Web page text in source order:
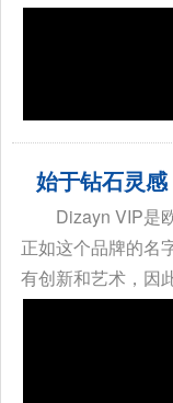
始于钻石灵
Dizayn VIP是
正如这个品牌的名
有创新和艺术，因